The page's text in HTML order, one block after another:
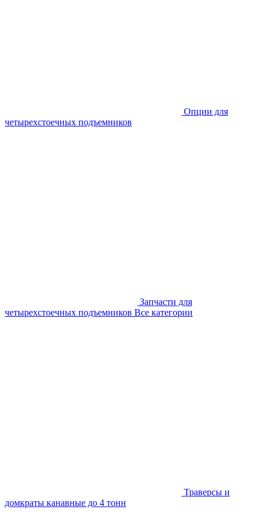
Опции для
четырехстоечных подъемников
Запчасти для
четырехстоечных подъемников Все категории
Траверсы и
домкраты канавные до 4 тонн